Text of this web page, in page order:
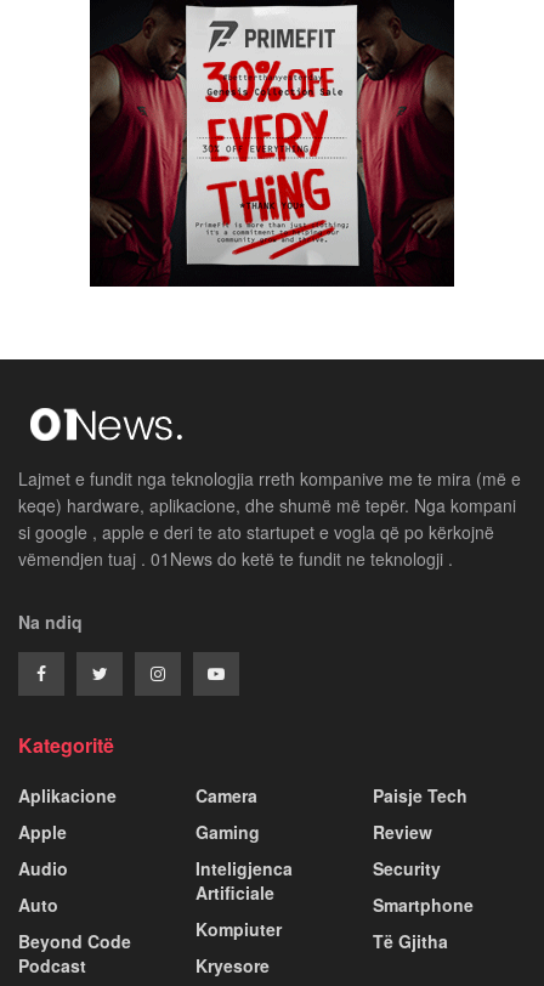
Lajmet e fundit nga teknologjia rreth kompanive me te mira (më e
keqe) hardware, aplikacione, dhe shumë më tepër. Nga kompani
si google , apple e deri te ato startupet e vogla që po kërkojnë
vëmendjen tuaj . 01News do ketë te fundit ne teknologji .
Na ndiq
Kategoritë
Aplikacione
Apple
Audio
Auto
Beyond Code
Podcast
Camera
Gaming
Inteligjenca
Artificiale
Kompiuter
Kryesore
Paisje Tech
Review
Security
Smartphone
Të Gjitha